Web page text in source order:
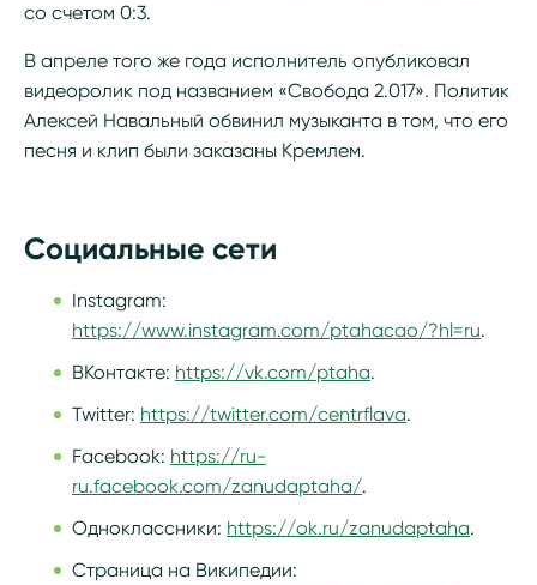
со счетом 0:3.
В апреле того же года исполнитель опубликовал
видеоролик под названием «Свобода 2.017». Политик
Алексей Навальный обвинил музыканта в том, что его
песня и клип были заказаны Кремлем.
Социальные сети
Instagram:
https://www.instagram.com/ptahacao/?hl=ru.
ВКонтакте: https://vk.com/ptaha.
Twitter: https://twitter.com/centrflava.
Facebook: https://ru-
ru.facebook.com/zanudaptaha/.
Одноклассники: https://ok.ru/zanudaptaha.
Страница на Википедии: